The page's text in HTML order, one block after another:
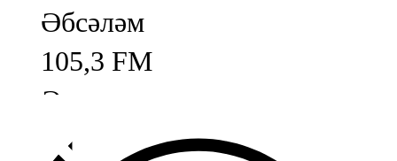
Әбсәләм
105,3 FM
Әлмәт
92,9 FM